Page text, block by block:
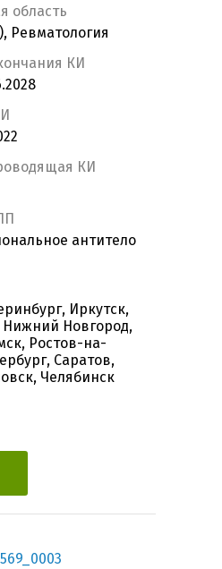
область
Ревматология
КИ
КИ
антитело
Иркутск,
Нижний Новгород,
Ростов-на-
Саратов,
Челябинск